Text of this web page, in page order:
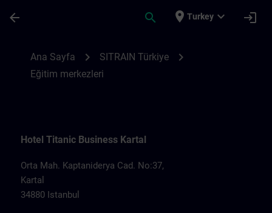
arrow_back search place Turkey expand_more login
Ana Sayfa chevron_right SITRAIN Türkiye chevron_right
Eğitim merkezleri
Hotel Titanic Business Kartal
Orta Mah. Kaptaniderya Cad. No:37,
Kartal
34880 Istanbul